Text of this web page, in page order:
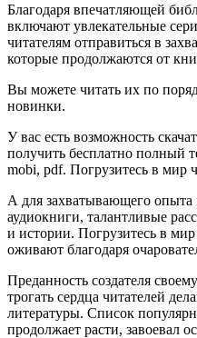
Благодаря впечатляющей
включают увлекательные
читателям отправиться в
которые продолжаются от
Вы можете читать их по
новинки.
У вас есть возможность
получить бесплатно полный
mobi, pdf. Погрузитесь в мир
А для захватывающего
аудиокниги, талантливые
и истории. Погрузитесь в
оживают благодаря
Преданность создателя
трогать сердца читателей
литературы. Список
продолжает расти, завоевал